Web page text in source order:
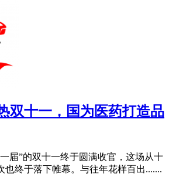
双十一，国为医药打造品
届”的双十一终于圆满收官，这场从十
也终于落下帷幕。与往年花样百出.......